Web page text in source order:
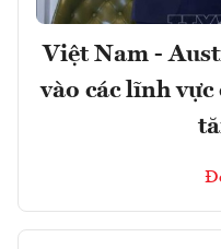
Việt Nam -
vào các lĩnh